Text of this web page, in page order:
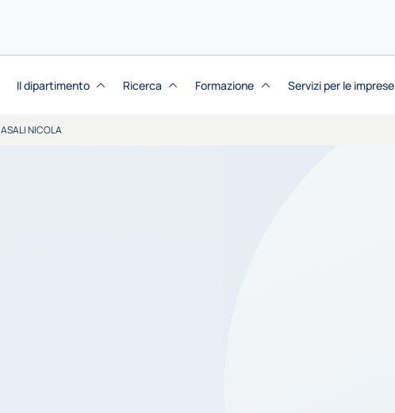
Il dipartimento Ricerca Formazione Servizi per le imprese
NICOLA